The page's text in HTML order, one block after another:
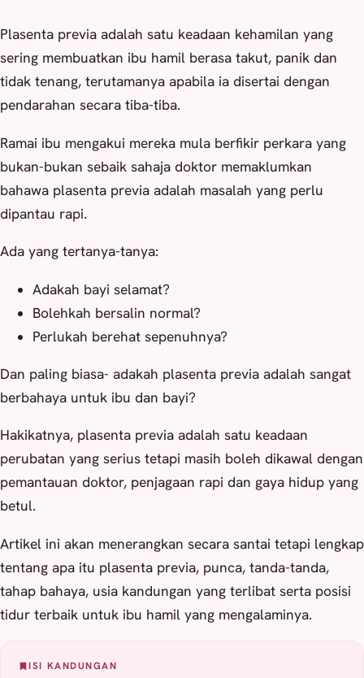
Plasenta previa adalah satu keadaan kehamilan yang
sering membuatkan ibu hamil berasa takut, panik dan
tidak tenang, terutamanya apabila ia disertai dengan
pendarahan secara tiba-tiba.
Ramai ibu mengakui mereka mula berfikir perkara yang
bukan-bukan sebaik sahaja doktor memaklumkan
bahawa plasenta previa adalah masalah yang perlu
dipantau rapi.
Ada yang tertanya-tanya:
Adakah bayi selamat?
Bolehkah bersalin normal?
Perlukah berehat sepenuhnya?
Dan paling biasa- adakah plasenta previa adalah sangat
berbahaya untuk ibu dan bayi?
Hakikatnya, plasenta previa adalah satu keadaan
perubatan yang serius tetapi masih boleh dikawal dengan
pemantauan doktor, penjagaan rapi dan gaya hidup yang
betul.
Artikel ini akan menerangkan secara santai tetapi lengkap
tentang apa itu plasenta previa, punca, tanda-tanda,
tahap bahaya, usia kandungan yang terlibat serta posisi
tidur terbaik untuk ibu hamil yang mengalaminya.
ISI KANDUNGAN